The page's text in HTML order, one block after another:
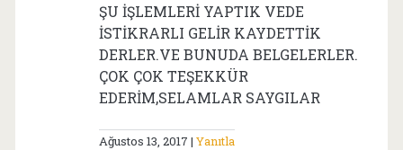
ŞU İŞLEMLERİ YAPTIK VEDE
İSTİKRARLI GELİR KAYDETTİK
DERLER.VE BUNUDA BELGELERLER.
ÇOK ÇOK TEŞEKKÜR
EDERİM,SELAMLAR SAYGILAR
Ağustos 13, 2017 Yanıtla